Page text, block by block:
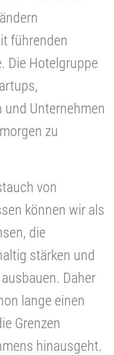
führenden
Die Hotelgruppe
und Unternehmen
zu
von
können wir als
die
stärken und
Daher
lange einen
Grenzen
hinausgeht.